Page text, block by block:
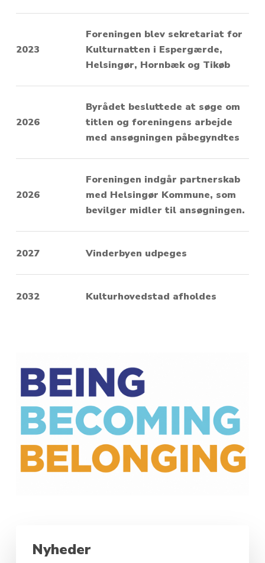
2023
Foreningen blev sekretariat for
Kulturnatten i Espergærde,
Helsingør, Hornbæk og Tikøb
2026
Byrådet besluttede at søge om
titlen og foreningens arbejde
med ansøgningen påbegyndtes
2026
Foreningen indgår partnerskab
med Helsingør Kommune, som
bevilger midler til ansøgningen.
2027 Vinderbyen udpeges
2032 Kulturhovedstad afholdes
Nyheder